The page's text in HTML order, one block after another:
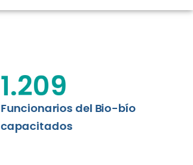
Funcionarios del Bio-bío
capacitados
1.209